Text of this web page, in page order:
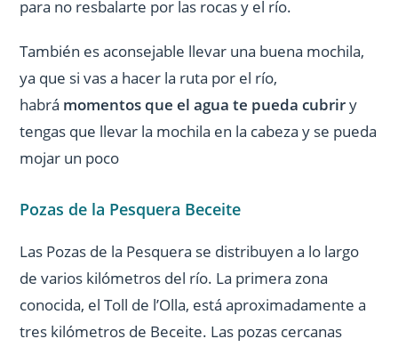
para no resbalarte por las rocas y el río.
También es aconsejable llevar una buena mochila,
ya que si vas a hacer la ruta por el río,
habrá momentos que el agua te pueda cubriry
tengas que llevar la mochila en la cabeza y se pueda
mojar un poco
Pozas de la Pesquera Beceite
Las Pozas de la Pesquera se distribuyen a lo largo
de varios kilómetros del río. La primera zona
conocida, el Toll de l’Olla, está aproximadamente a
tres kilómetros de Beceite. Las pozas cercanas